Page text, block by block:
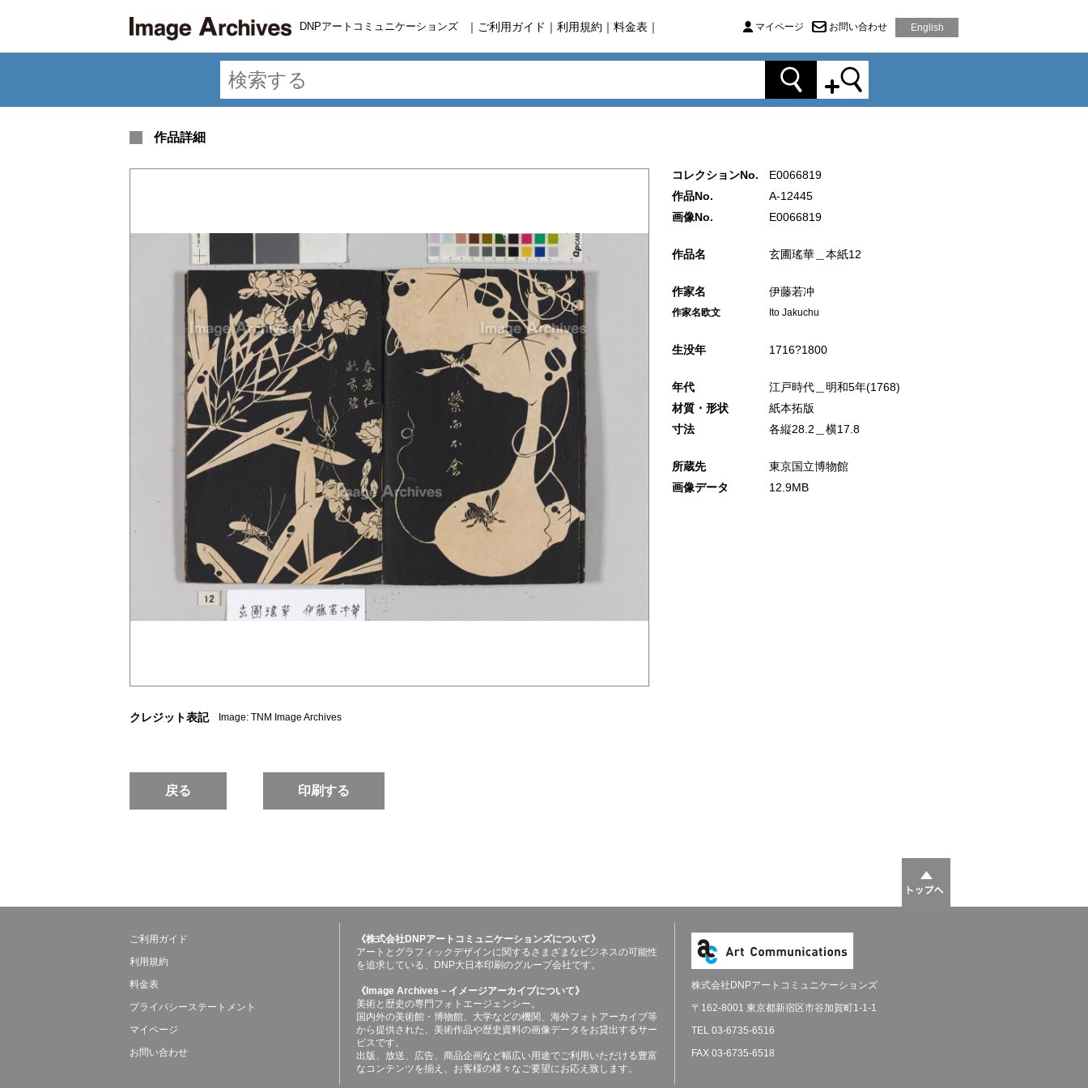
DNPアートコミュニケーションズ ｜ ご利用ガイド ｜ 利用規約 ｜ 料金表 ｜ マイページ お問い合わせ English
作品詳細
クレジット表記 Image: TNM Image Archives
戻る 印刷する
コレクションNo.
E0066819
作品No.
A-12445
画像No.
E0066819
作品名 玄圃瑤華＿本紙12
作家名 伊藤若冲
作家名欧文 Ito Jakuchu
生没年 1716?1800
年代
江戸時代＿明和5年(1768)
材質・形状
紙本拓版
寸法
各縦28.2＿横17.8
所蔵先
東京国立博物館
画像データ
12.9MB
ご利用ガイド
利用規約
料金表
プライバシーステートメント
マイページ
お問い合わせ
《株式会社DNPアートコミュニケーションズについて》
アートとグラフィックデザインに関するさまざまなビジネスの可能性
を追求している、DNP大日本印刷のグループ会社です。
《Image Archives－イメージアーカイブについて》
美術と歴史の専門フォトエージェンシー。
国内外の美術館・博物館、大学などの機関、海外フォトアーカイブ等
から提供された、美術作品や歴史資料の画像データをお貸出するサー
ビスです。
出版、放送、広告、商品企画など幅広い用途でご利用いただける豊富
なコンテンツを揃え、お客様の様々なご要望にお応え致します。
株式会社DNPアートコミュニケーションズ
〒162-8001 東京都新宿区市谷加賀町1-1-1
TEL 03-6735-6516
FAX 03-6735-6518